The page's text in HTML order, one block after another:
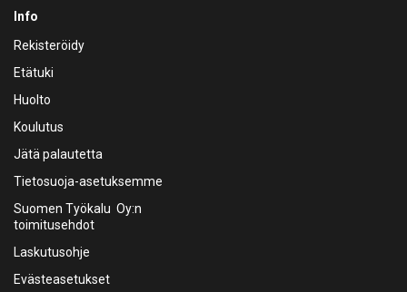
Info
Rekisteröidy
Etätuki
Huolto
Koulutus
Jätä palautetta
Tietosuoja-asetuksemme
Suomen Työkalu Oy:n
toimitusehdot
Laskutusohje
Evästeasetukset